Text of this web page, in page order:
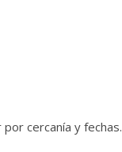
cercanía y fechas.